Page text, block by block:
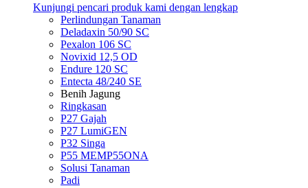
Kunjungi pencari produk kami dengan lengkap
Perlindungan Tanaman
Deladaxin 50/90 SC
Pexalon 106 SC
Novixid 12,5 OD
Endure 120 SC
Entecta 48/240 SE
Benih Jagung
Ringkasan
P27 Gajah
P27 LumiGEN
P32 Singa
P55 MEMP55ONA
Solusi Tanaman
Padi